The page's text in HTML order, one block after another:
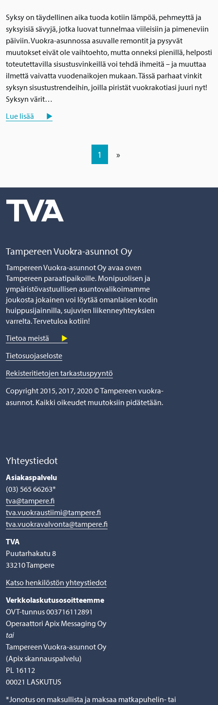
Syksy on täydellinen aika tuoda kotiin lämpöä, pehmeyttä ja
syksyisiä sävyjä, jotka luovat tunnelmaa viileisiin ja pimeneviin
päiviin. Vuokra-asunnossa asuvalle remontit ja pysyvät
muutokset eivät ole vaihtoehto, mutta onneksi pienillä, helposti
toteutettavilla sisustusvinkeillä voi tehdä ihmeitä – ja muuttaa
ilmettä vaivatta vuodenaikojen mukaan. Tässä parhaat vinkit
syksyn sisustustrendeihin, joilla piristät vuokrakotiasi juuri nyt!
Syksyn värit…
Lue lisää
1 »
Tampereen Vuokra-asunnot Oy
Tampereen Vuokra-asunnot Oy avaa oven
Tampereen paraatipaikoille. Monipuolisen ja
ympäristövastuullisen asuntovalikoimamme
joukosta jokainen voi löytää omanlaisen kodin
huippusijainnilla, sujuvien liikenneyhteyksien
varrelta. Tervetuloa kotiin!
Tietoa meistä
Tietosuojaseloste
Rekisteritietojen tarkastuspyyntö
Copyright 2015, 2017, 2020 © Tampereen vuokra-
asunnot. Kaikki oikeudet muutoksiin pidätetään.
Yhteystiedot
Asiakaspalvelu
(03) 565 66263*
tva@tampere.fi
tva.vuokraustiimi@tampere.fi
tva.vuokravalvonta@tampere.fi
TVA
Puutarhakatu 8
33210 Tampere
Katso henkilöstön yhteystiedot
Verkkolaskutusosoitteemme
OVT-tunnus 003716112891
Operaattori Apix Messaging Oy
tai
Tampereen Vuokra-asunnot Oy
(Apix skannauspalvelu)
PL 16112
00021 LASKUTUS
*Jonotus on maksullista ja maksaa matkapuhelin- tai